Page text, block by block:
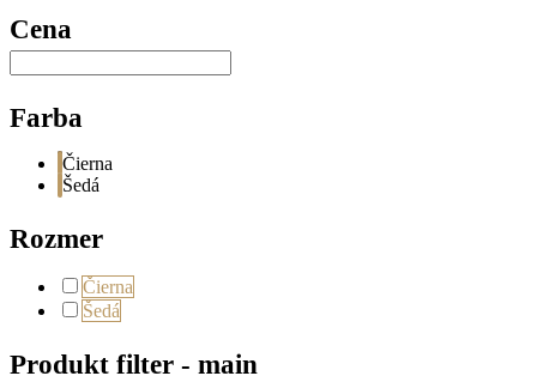
Cena
Farba
Čierna
Šedá
Rozmer
Čierna
Šedá
Produkt filter - main